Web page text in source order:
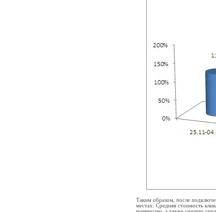
Таким образом, после
местах. Средняя стоимость